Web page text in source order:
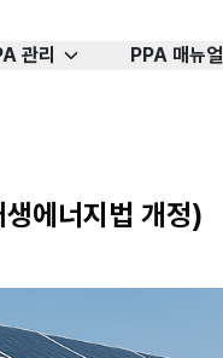
관리 PPA 매뉴얼
에너지법 개정)